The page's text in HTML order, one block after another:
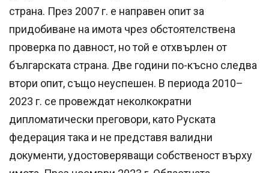
страна. През 2007 г. е направен опит за
придобиване на имота чрез обстоятелствена
проверка по давност, но той е отхвърлен от
българската страна. Две години по-късно следва
втори опит, също неуспешен. В периода 2010–
2023 г. се провеждат неколкократни
дипломатически преговори, като Руската
федерация така и не представя валидни
документи, удостоверяващи собственост върху